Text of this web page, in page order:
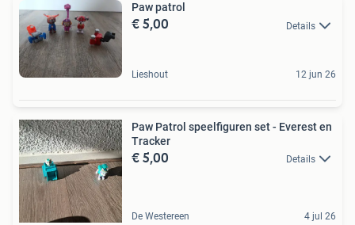
Paw patrol
€ 5,00 Details
Lieshout 12 jun 26
Paw Patrol speelfiguren set - Everest en
Tracker
€ 5,00 Details
De Westereen 4 jul 26